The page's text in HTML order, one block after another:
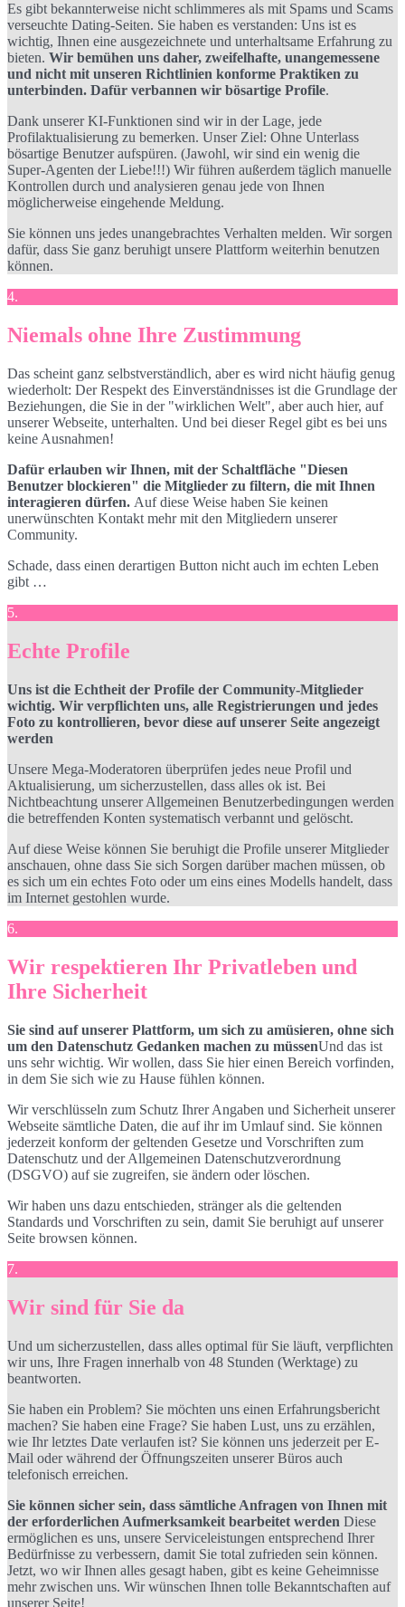
Es gibt bekannterweise nicht schlimmeres als mit Spams und Scams
verseuchte Dating-Seiten. Sie haben es verstanden: Uns ist es
wichtig, Ihnen eine ausgezeichnete und unterhaltsame Erfahrung zu
bieten. Wir bemühen uns daher, zweifelhafte, unangemessene
und nicht mit unseren Richtlinien konforme Praktiken zu
unterbinden. Dafür verbannen wir bösartige Profile.
Dank unserer KI-Funktionen sind wir in der Lage, jede
Profilaktualisierung zu bemerken. Unser Ziel: Ohne Unterlass
bösartige Benutzer aufspüren. (Jawohl, wir sind ein wenig die
Super-Agenten der Liebe!!!) Wir führen außerdem täglich manuelle
Kontrollen durch und analysieren genau jede von Ihnen
möglicherweise eingehende Meldung.
Sie können uns jedes unangebrachtes Verhalten melden. Wir sorgen
dafür, dass Sie ganz beruhigt unsere Plattform weiterhin benutzen
können.
4.
Niemals ohne Ihre Zustimmung
Das scheint ganz selbstverständlich, aber es wird nicht häufig genug
wiederholt: Der Respekt des Einverständnisses ist die Grundlage der
Beziehungen, die Sie in der "wirklichen Welt", aber auch hier, auf
unserer Webseite, unterhalten. Und bei dieser Regel gibt es bei uns
keine Ausnahmen!
Dafür erlauben wir Ihnen, mit der Schaltfläche "Diesen
Benutzer blockieren" die Mitglieder zu filtern, die mit Ihnen
interagieren dürfen. Auf diese Weise haben Sie keinen
unerwünschten Kontakt mehr mit den Mitgliedern unserer
Community.
Schade, dass einen derartigen Button nicht auch im echten Leben
gibt …
5.
Echte Profile
Uns ist die Echtheit der Profile der Community-Mitglieder
wichtig. Wir verpflichten uns, alle Registrierungen und jedes
Foto zu kontrollieren, bevor diese auf unserer Seite angezeigt
werden
Unsere Mega-Moderatoren überprüfen jedes neue Profil und
Aktualisierung, um sicherzustellen, dass alles ok ist. Bei
Nichtbeachtung unserer Allgemeinen Benutzerbedingungen werden
die betreffenden Konten systematisch verbannt und gelöscht.
Auf diese Weise können Sie beruhigt die Profile unserer Mitglieder
anschauen, ohne dass Sie sich Sorgen darüber machen müssen, ob
es sich um ein echtes Foto oder um eins eines Modells handelt, dass
im Internet gestohlen wurde.
6.
Wir respektieren Ihr Privatleben und
Ihre Sicherheit
Sie sind auf unserer Plattform, um sich zu amüsieren, ohne sich
um den Datenschutz Gedanken machen zu müssenUnd das ist
uns sehr wichtig. Wir wollen, dass Sie hier einen Bereich vorfinden,
in dem Sie sich wie zu Hause fühlen können.
Wir verschlüsseln zum Schutz Ihrer Angaben und Sicherheit unserer
Webseite sämtliche Daten, die auf ihr im Umlauf sind. Sie können
jederzeit konform der geltenden Gesetze und Vorschriften zum
Datenschutz und der Allgemeinen Datenschutzverordnung
(DSGVO) auf sie zugreifen, sie ändern oder löschen.
Wir haben uns dazu entschieden, stränger als die geltenden
Standards und Vorschriften zu sein, damit Sie beruhigt auf unserer
Seite browsen können.
7.
Wir sind für Sie da
Und um sicherzustellen, dass alles optimal für Sie läuft, verpflichten
wir uns, Ihre Fragen innerhalb von 48 Stunden (Werktage) zu
beantworten.
Sie haben ein Problem? Sie möchten uns einen Erfahrungsbericht
machen? Sie haben eine Frage? Sie haben Lust, uns zu erzählen,
wie Ihr letztes Date verlaufen ist? Sie können uns jederzeit per E-
Mail oder während der Öffnungszeiten unserer Büros auch
telefonisch erreichen.
Sie können sicher sein, dass sämtliche Anfragen von Ihnen mit
der erforderlichen Aufmerksamkeit bearbeitet werden Diese
ermöglichen es uns, unsere Serviceleistungen entsprechend Ihrer
Bedürfnisse zu verbessern, damit Sie total zufrieden sein können.
Jetzt, wo wir Ihnen alles gesagt haben, gibt es keine Geheimnisse
mehr zwischen uns. Wir wünschen Ihnen tolle Bekanntschaften auf
unserer Seite!